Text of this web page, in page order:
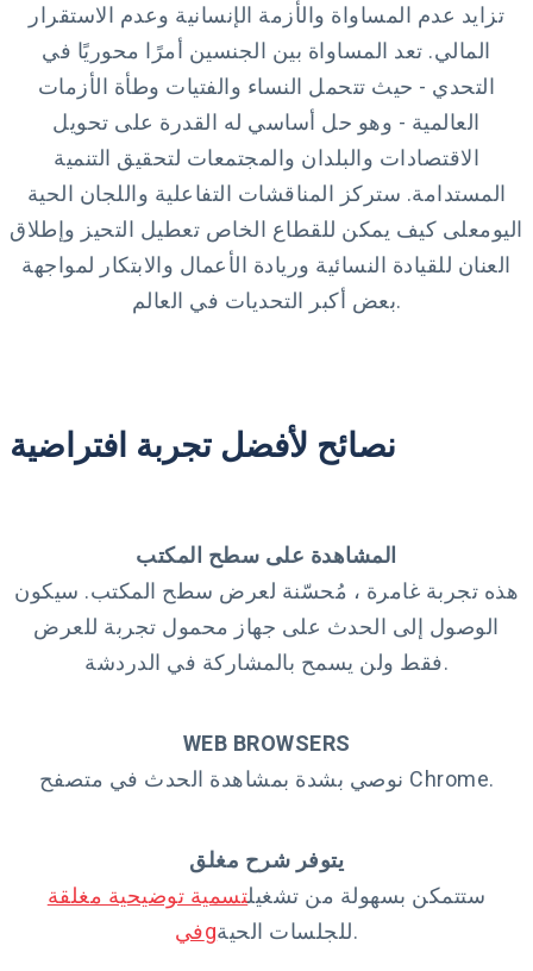
تزايد عدم المساواة والأزمة الإنسانية وعدم الاستقرار
المالي. تعد المساواة بين الجنسين أمرًا محوريًا في
التحدي - حيث تتحمل النساء والفتيات وطأة الأزمات
العالمية - وهو حل أساسي له القدرة على تحويل
الاقتصادات والبلدان والمجتمعات لتحقيق التنمية
المستدامة. ستركز المناقشات التفاعلية واللجان الحية
اليومعلى كيف يمكن للقطاع الخاص تعطيل التحيز وإطلاق
العنان للقيادة النسائية وريادة الأعمال والابتكار لمواجهة
بعض أكبر التحديات في العالم.
نصائح لأفضل تجربة افتراضية
المشاهدة على سطح المكتب
هذه تجربة غامرة ، مُحسّنة لعرض سطح المكتب. سيكون
الوصول إلى الحدث على جهاز محمول تجربة للعرض
فقط ولن يسمح بالمشاركة في الدردشة.
WEB BROWSERS
نوصي بشدة بمشاهدة الحدث في متصفح Chrome.
يتوفر شرح مغلق
ستتمكن بسهولة من تشغيلتسمية توضيحية مغلقة
فيg للجلسات الحية.